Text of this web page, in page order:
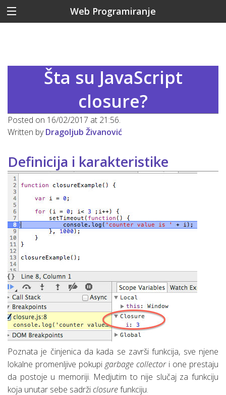
Web Programiranje
Šta su JavaScript
closure?
Posted on 16/02/2017 at 21:56.
Written byDragoljub Živanović
Definicija i karakteristike
Poznata je činjenica da kada se završi funkcija, sve njene
lokalne promenljive pokupi garbage collectori one prestaju
da postoje u memoriji. Medjutim to nije slučaj za funkciju
koja unutar sebe sadržiclosurefunkciju.